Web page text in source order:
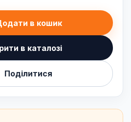
в кошик
в каталозі
Поділитися